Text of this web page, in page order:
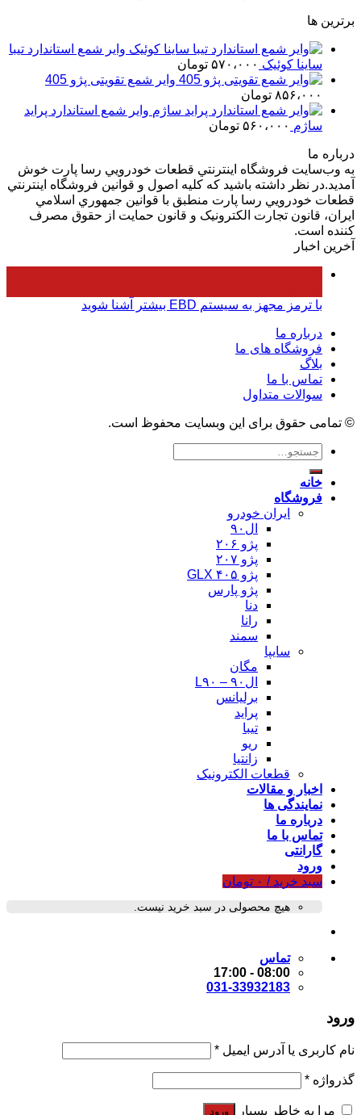
برترین ها
وایر شمع استاندارد تیبا
ساینا کوئیک ۵۷۰،۰۰۰ تومان
وایر شمع تقویتی پژو 405
۸۵۶،۰۰۰ تومان
وایر شمع استاندارد پراید
ساژم ۵۶۰،۰۰۰ تومان
درباره ما
به وب‌سايت فروشگاه اينترنتي قطعات خودرويي رسا پارت خوش
آمديد.در نظر داشته باشيد که کليه اصول و قوانين فروشگاه اينترنتي
قطعات خودرويي رسا پارت منطبق با قوانين جمهوري اسلامي
ايران، قانون تجارت الکترونيک و قانون حمايت از حقوق مصرف
کننده است.
آخرین اخبار
با ترمز مجهز به سیستم EBD بیشتر آشنا شوید
درباره ما
فروشگاه های ما
بلاگ
تماس با ما
سوالات متداول
© تمامی حقوق برای این وبسایت محفوظ است.
جستجو
خانه
فروشگاه
ایران خودرو
ال۹۰
پژو ۲۰۶
پژو ۲۰۷
پژو ۴۰۵ GLX
پژو پارس
دنا
رانا
سمند
سایپا
مگان
ال۹۰ – L۹۰
برلیانس
پراید
تیبا
ریو
زانتیا
قطعات الکترونیک
اخبار و مقالات
نمایندگی ها
درباره ما
تماس با ما
گارانتی
ورود
سبد خرید / ۰ تومان
هیچ محصولی در سبد خرید نیست.
تماس
08:00 - 17:00
031-33932183
ورود
نام کاربری یا آدرس ایمیل *
گذرواژه *
مرا به خاطر بسپار ورود